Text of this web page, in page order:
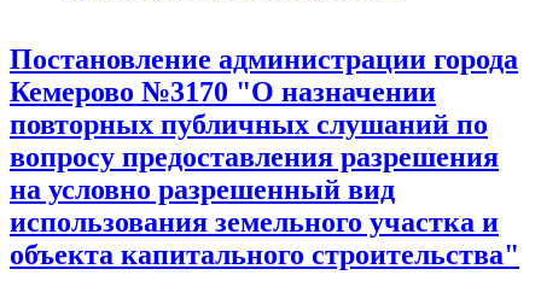
Постановление администрации города
Кемерово №3170 "О назначении
повторных публичных слушаний по
вопросу предоставления разрешения
на условно разрешенный вид
использования земельного участка и
объекта капитального строительства"